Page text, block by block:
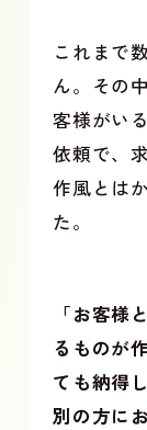
これまで
ん。その
客様がい
依頼で、
作風とは
た。
「お客様
るものが
ても納得
別の方に